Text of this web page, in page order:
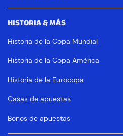
HISTORIA & MÁS
Historia de la Copa Mundial
Historia de la Copa América
Historia de la Eurocopa
Casas de apuestas
Bonos de apuestas